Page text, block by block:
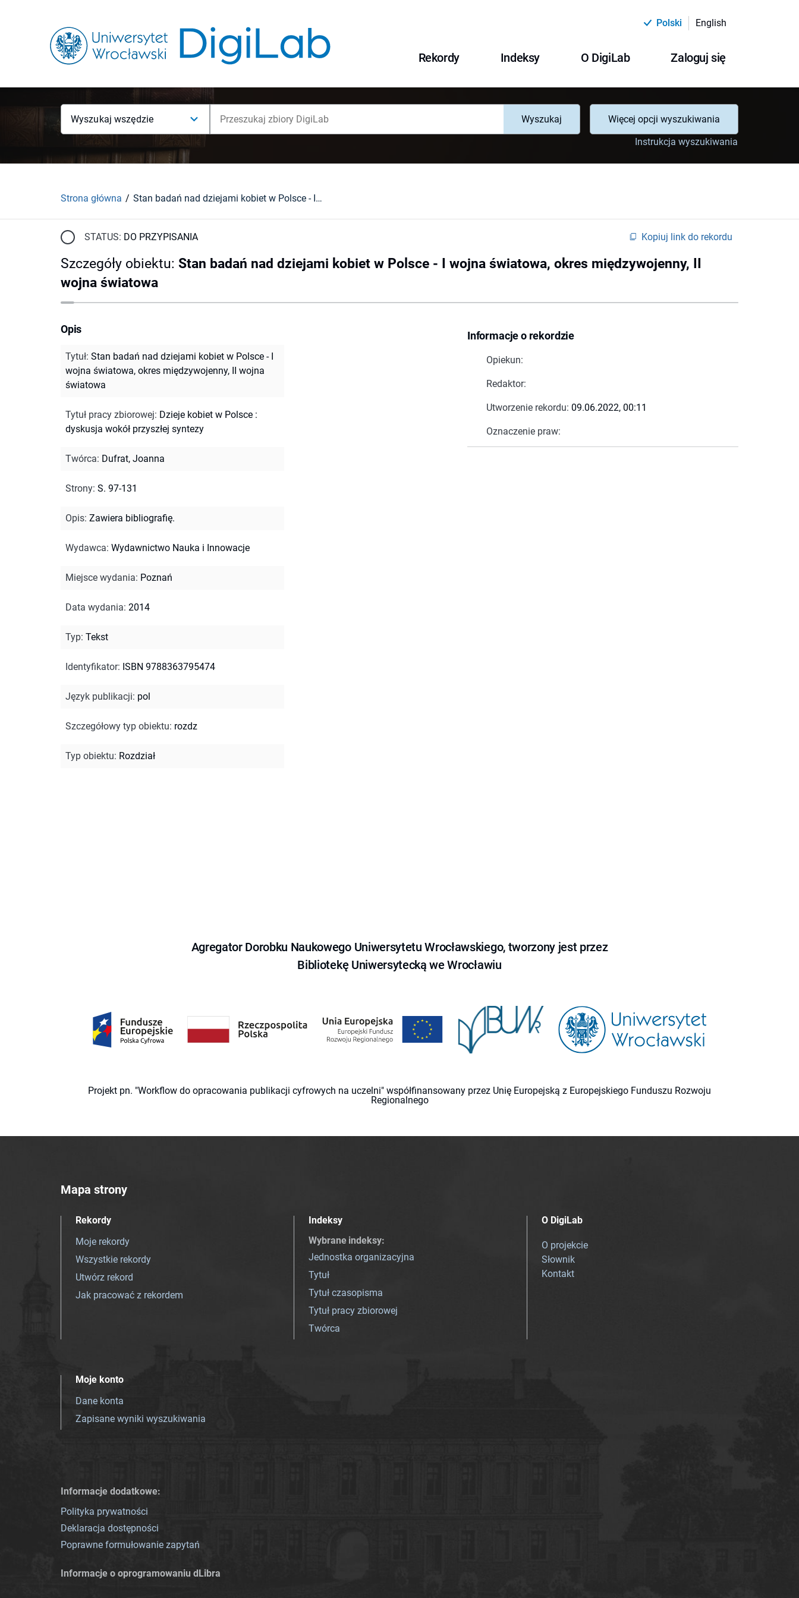
Polski English
Rekordy Indeksy O DigiLab Zaloguj się
Wyszukaj wszędzie Wyszukaj
Więcej opcji wyszukiwania
Instrukcja wyszukiwania
Strona główna Stan badań nad dziejami kobiet w Polsce - I wojna światowa, okres międzywojenny, II wojna światowa
STATUS: DO PRZYPISANIA Kopiuj link do rekordu
Szczegóły obiektu: Stan badań nad dziejami kobiet w Polsce - I wojna światowa, okres międzywojenny, II
wojna światowa
Informacje o rekordzie
Opiekun:
Redaktor:
Utworzenie rekordu: 09.06.2022, 00:11
Oznaczenie praw:
Opis
Tytuł: Stan badań nad dziejami kobiet w Polsce - I
wojna światowa, okres międzywojenny, II wojna
światowa
Tytuł pracy zbiorowej: Dzieje kobiet w Polsce :
dyskusja wokół przyszłej syntezy
Twórca: Dufrat, Joanna
Strony: S. 97-131
Opis: Zawiera bibliografię.
Wydawca: Wydawnictwo Nauka i Innowacje
Miejsce wydania: Poznań
Data wydania: 2014
Typ: Tekst
Identyfikator: ISBN 9788363795474
Język publikacji: pol
Szczegółowy typ obiektu: rozdz
Typ obiektu: Rozdział
Agregator Dorobku Naukowego Uniwersytetu Wrocławskiego, tworzony jest przez
Bibliotekę Uniwersytecką we Wrocławiu
Projekt pn. "Workflow do opracowania publikacji cyfrowych na uczelni" współfinansowany przez Unię Europejską z Europejskiego Funduszu Rozwoju
Regionalnego
Mapa strony
Rekordy
Moje rekordy
Wszystkie rekordy
Utwórz rekord
Jak pracować z rekordem
Indeksy
Wybrane indeksy:
Jednostka organizacyjna
Tytuł
Tytuł czasopisma
Tytuł pracy zbiorowej
Twórca
O DigiLab
O projekcie
Słownik
Kontakt
Moje konto
Dane konta
Zapisane wyniki wyszukiwania
Informacje dodatkowe:
Polityka prywatności
Deklaracja dostępności
Poprawne formułowanie zapytań
Informacje o oprogramowaniu dLibra